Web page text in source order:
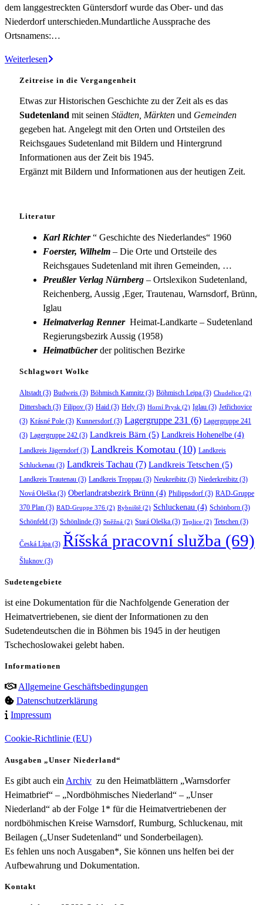
dem langgestreckten Güntersdorf wurde das Ober- und das
Niederdorf unterschieden.Mundartliche Aussprache des
Ortsnamens:…
WeiterlesenGüntersdorf
Zeitreise in die Vergangenheit
Etwas zur Historischen Geschichte zu der Zeit als es das
Sudetenland mit seinen Städten, Märkten und Gemeinden
gegeben hat. Angelegt mit den Orten und Ortsteilen des
Reichsgaues Sudetenland mit Bildern und Hintergrund
Informationen aus der Zeit bis 1945.
Ergänzt mit Bildern und Informationen aus der heutigen Zeit.
Literatur
Karl Richter“ Geschichte des Niederlandes“ 1960
Foerster, Wilhelm – Die Orte und Ortsteile des
Reichsgaues Sudetenland mit ihren Gemeinden, …
Preußler Verlag Nürnberg – Ortslexikon Sudetenland,
Reichenberg, Aussig ,Eger, Trautenau, Warnsdorf, Brünn,
Iglau
Heimatverlag Renner Heimat-Landkarte – Sudetenland
Regierungsbezirk Aussig (1958)
Heimatbücherder politischen Bezirke
Schlagwort Wolke
Altstadt(3) Budweis (3) Böhmisch Kamnitz (3) Böhmisch Leipa (3) Chudeřice (2)
Dittersbach (3) Filipov (3) Haid (3) Hely (3) Horní Prysk (2) Iglau (3) Jetřichovice
(3) Krásné Pole (3) Kunnersdorf (3) Lagergruppe 231 (6) Lagergruppe 241
(3) Lagergruppe 242 (3) Landkreis Bärn (5) Landkreis Hohenelbe (4)
Landkreis Jägerndorf (3) Landkreis Komotau (10) Landkreis
Schluckenau (3) Landkreis Tachau (7) Landkreis Tetschen (5)
Landkreis Trautenau (3) Landkreis Troppau (3) Neukreibitz (3) Niederkreibitz (3)
Nová Oleška (3) Oberlandratsbezirk Brünn (4) Philippsdorf (3) RAD-Gruppe
370 Plan (3) RAD-Gruppe 376 (2) Rybniště (2) Schluckenau (4) Schönborn (3)
Schönfeld (3) Schönlinde (3) Sněžná (2) Stará Oleška (3) Teplice (2) Tetschen (3)
Česká Lípa (3) Říšská pracovní služba (69)
Šluknov (3)
Sudetengebiete
ist eine Dokumentation für die Nachfolgende Generation der
Heimatvertriebenen, sie dient der Informationen zu den
Sudetendeutschen die in Böhmen bis 1945 in der heutigen
Tschechoslowakei gelebt haben.
Informationen
Allgemeine Geschäftsbedingungen
Datenschutzerklärung
Impressum
Cookie-Richtlinie (EU)
Ausgaben „Unser Niederland“
Es gibt auch ein Archiv zu den Heimatblättern „Warnsdorfer
Heimatbrief“ – „Nordböhmisches Niederland“ – „Unser
Niederland“ ab der Folge 1* für die Heimatvertriebenen der
nordböhmischen Kreise Warnsdorf, Rumburg, Schluckenau, mit
Beilagen („Unser Sudetenland“ und Sonderbeilagen).
Es fehlen uns noch Ausgaben*, Sie können uns helfen bei der
Aufbewahrung und Dokumentation.
Kontakt